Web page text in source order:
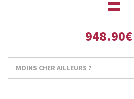
948.90€
MOINS CHER AILLEURS ?